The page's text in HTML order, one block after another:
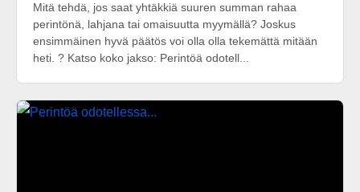
Mitä tehdä, jos saat yhtäkkiä suuren summan rahaa
perintönä, lahjana tai omaisuutta myymällä? Joskus
ensimmäinen hyvä päätös voi olla olla tekemättä mitään
heti. ? Katso koko jakso: Perintöä odotell...